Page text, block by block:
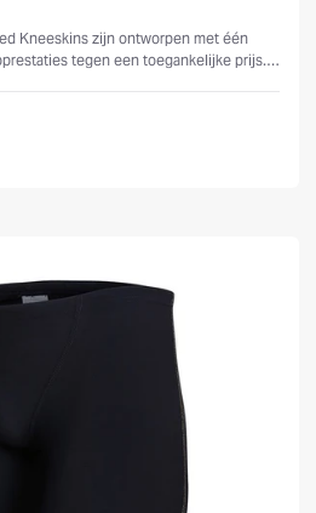
Kneeskins zijn ontworpen met één
tegen een toegankelijke prijs.